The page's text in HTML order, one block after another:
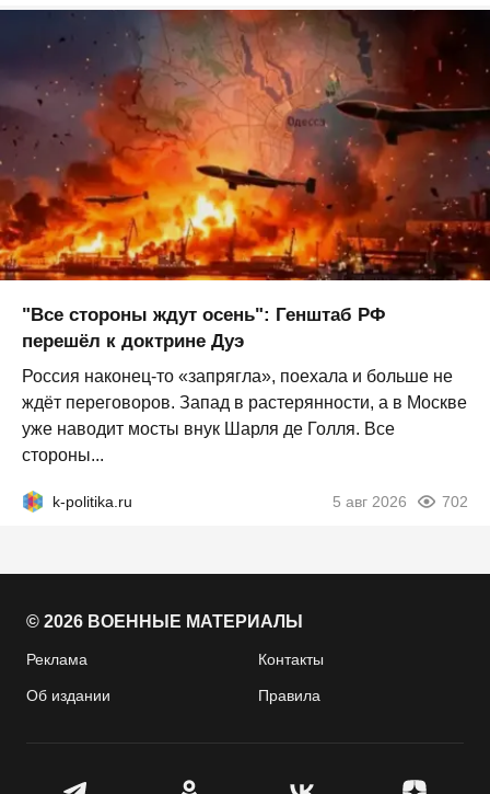
"Все стороны ждут осень": Генштаб РФ
перешёл к доктрине Дуэ
Россия наконец-то «запрягла», поехала и больше не
ждёт переговоров. Запад в растерянности, а в Москве
уже наводит мосты внук Шарля де Голля. Все
стороны...
k-politika.ru 5 авг 2026 702
© 2026 ВОЕННЫЕ МАТЕРИАЛЫ
Реклама Контакты
Об издании Правила